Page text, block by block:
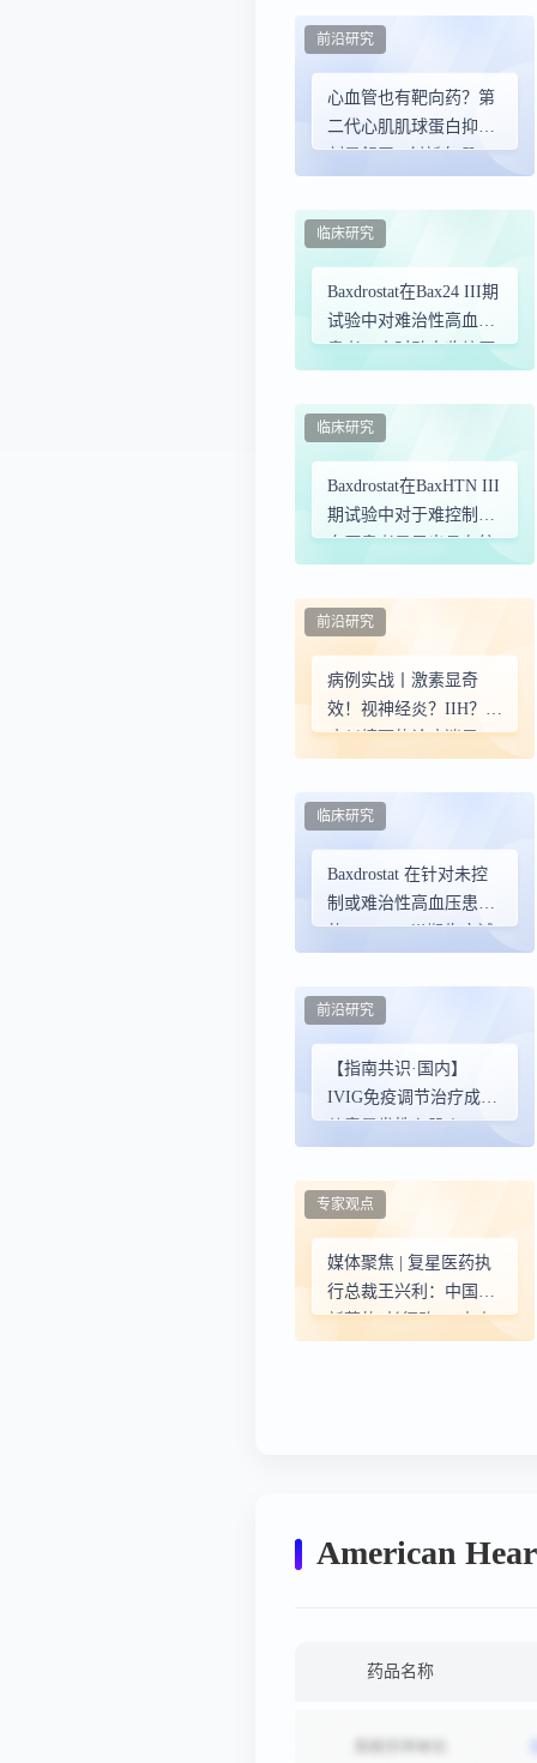
心血管也有靶向药？第
二代心肌肌球蛋白抑制
剂星舒平®创新在哪
前沿研究
Baxdrostat在Bax24 III期
试验中对难治性高血压
患者24小时动态收缩压
床意义的显著降低
临床研究
Baxdrostat在BaxHTN III
期试验中对于难控制高
血压患者显示出具有统
压显著降低
临床研究
病例实战丨激素显奇
效！视神经炎？IIH？双
病纠缠下的诊疗迷局
前沿研究
Baxdrostat 在针对未控
制或难治性高血压患者
的BaxHTN Ⅲ期临床试
临床研究
【指南共识·国内】
IVIG免疫调节治疗成人/
儿童暴发性心肌炎
前沿研究
媒体聚焦 | 复星医药执
行总裁王兴利：中国创
新药的“长征路”，未来
专家观点
American
药品名称